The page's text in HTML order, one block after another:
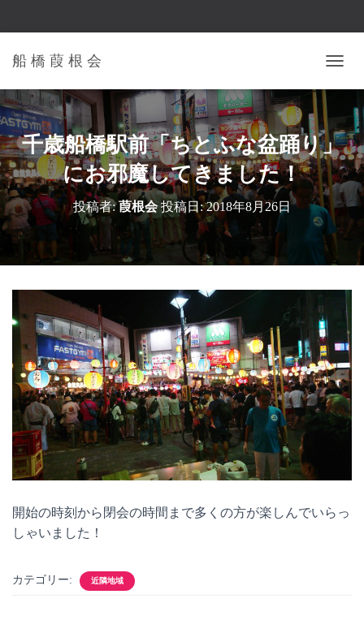
船 橋 葭 根 会
ビ
ー
シ
ョ
ン
を
替
え
千歳船橋駅前「ちとふな盆踊り」
にお邪魔してきました！
投稿者:葭根会投稿日:2018年8月26日
開始の時刻から閉会の時間まで多くの方が楽しんでいらっ
しゃいました！
カテゴリー: 近隣地域